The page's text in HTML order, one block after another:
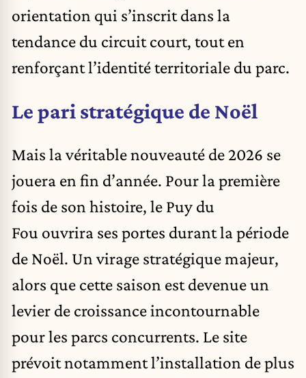
orientation qui s’inscrit dans la
tendance du circuit court, tout en
renforçant l’identité territoriale du parc.
Le pari stratégique de Noël
Mais la véritable nouveauté de 2026 se
jouera en fin d’année. Pour la première
fois de son histoire, le Puy du
Fou ouvrira ses portes durant la période
de Noël. Un virage stratégique majeur,
alors que cette saison est devenue un
levier de croissance incontournable
pour les parcs concurrents. Le site
prévoit notamment l’installation de plus